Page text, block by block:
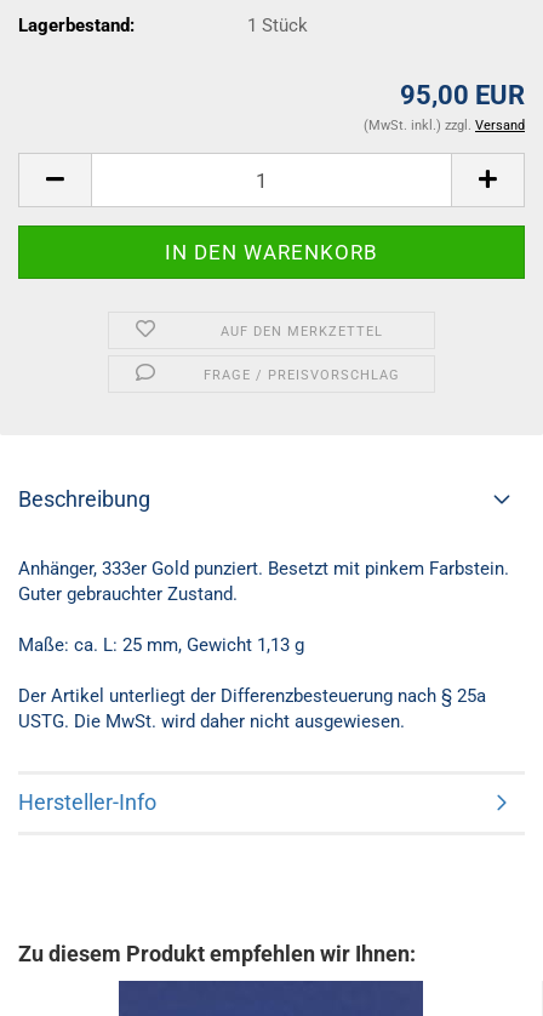
Lagerbestand: 1Stück
95,00 EUR
(MwSt. inkl.) zzgl. Versand
AUF DEN MERKZETTEL
FRAGE / PREISVORSCHLAG
Beschreibung
Anhänger, 333er Gold punziert. Besetzt mit pinkem Farbstein.
Guter gebrauchter Zustand.
Maße: ca. L: 25 mm, Gewicht 1,13 g
Der Artikel unterliegt der Differenzbesteuerung nach § 25a
USTG. Die MwSt. wird daher nicht ausgewiesen.
Hersteller-Info
Zu diesem Produkt empfehlen wir Ihnen: